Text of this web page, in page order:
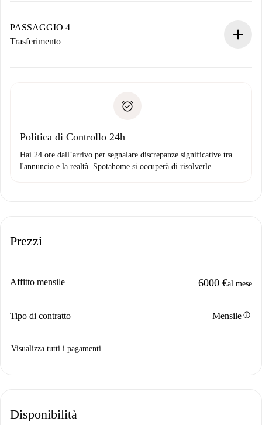
contatto con il proprietario.
Se rifiutata: non ti addebiteremo nulla e ti proporremo
Domiciliazione del pagamento
PASSAGGIO 4
Trasferimento
solo se non segnali problemi.
Politica di Controllo 24h
Hai 24 ore dall’arrivo per segnalare discrepanze significative tra
l'annuncio e la realtà. Spotahome si occuperà di risolverle.
Prezzi
Affitto mensile 6000 €al mese
Tipo di contratto Mensileinfo
Visualizza tutti i pagamenti
Disponibilità